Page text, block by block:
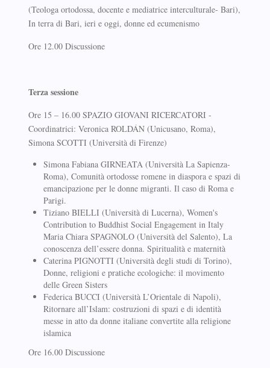
(Teologa ortodossa, docente e mediatrice interculturale- Bari),
In terra di Bari, ieri e oggi, donne ed ecumenismo
Ore 12.00 Discussione
Terza sessione
Ore 15 – 16.00 SPAZIO GIOVANI RICERCATORI -
Coordinatrici: Veronica ROLDÁN (Unicusano, Roma),
Simona SCOTTI (Università di Firenze)
Simona Fabiana GIRNEATA (Università La Sapienza-
Roma), Comunità ortodosse romene in diaspora e spazi di
emancipazione per le donne migranti. Il caso di Roma e
Parigi.
Tiziano BIELLI (Università di Lucerna), Women's
Contribution to Buddhist Social Engagement in Italy
Maria Chiara SPAGNOLO (Università del Salento), La
conoscenza dell’essere donna. Spiritualità e maternità
Caterina PIGNOTTI (Università degli studi di Torino),
Donne, religioni e pratiche ecologiche: il movimento
delle Green Sisters
Federica BUCCI (Università L’Orientale di Napoli),
Ritornare all’Islam: costruzioni di spazi e di identità
messe in atto da donne italiane convertite alla religione
islamica
Ore 16.00 Discussione